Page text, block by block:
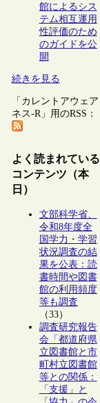
館によるシス
テム相互運用
性評価のため
のガイドを公
開
続きを見る
「カレントアウェア
ネス-R」用のRSS：
よく読まれている
コンテンツ（本
日）
文部科学省、
令和8年度全
国学力・学習
状況調査の結
果を公表：読
書時間や図書
館の利用頻度
等も調査
（33）
調査研究報告
会「都道府県
立図書館と市
町村立図書館
等との関係：
「支援」と